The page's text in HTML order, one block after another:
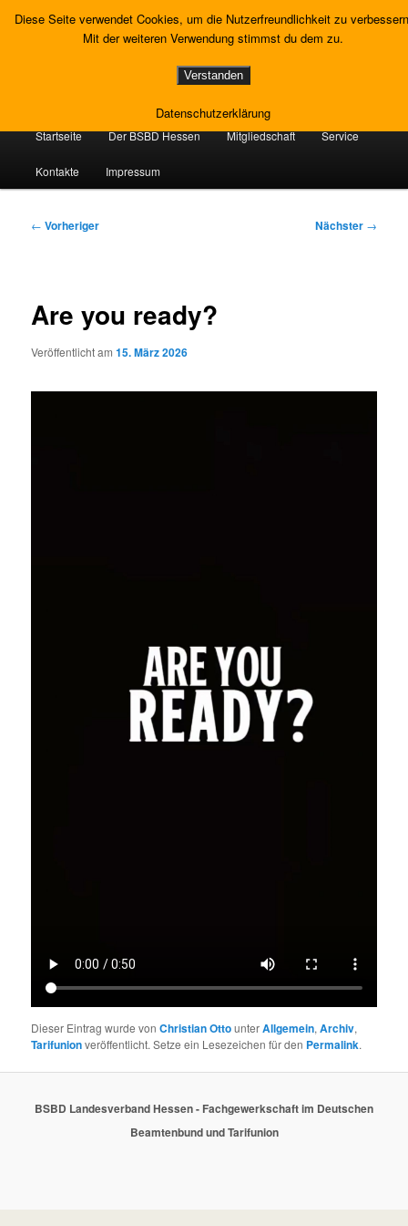
primären
Landesverband Hessen
HauptmenüStartseite Der BSBD Hessen Mitgliedschaft Service
Kontakte Impressum
Beitragsnavigation
← Vorheriger Nächster →
Are you ready?
Veröffentlicht am15. März 2026
Dieser Eintrag wurde vonChristian OttounterAllgemein,Archiv,
Tarifunionveröffentlicht. Setze ein Lesezeichen für den Permalink.
BSBD Landesverband Hessen - Fachgewerkschaft im Deutschen
Beamtenbund und Tarifunion
Diese Seite verwendet Cookies, um die Nutzerfreundlichkeit zu
Mit der weiteren Verwendung stimmst du dem zu.
Verstanden
Datenschutzerklärung